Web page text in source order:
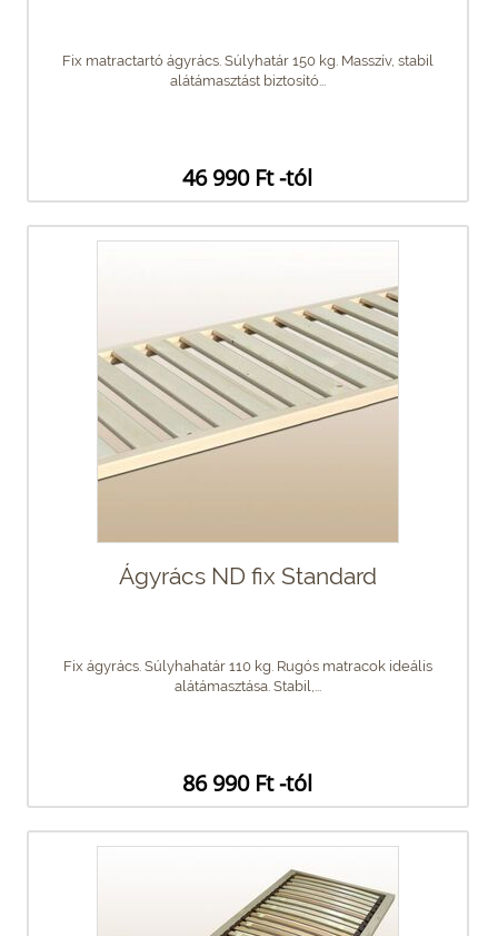
Fix matractartó ágyrács. Súlyhatár 150 kg. Masszív, stabil
alátámasztást biztosító...
46 990 Ft -tól
Ágyrács ND fix Standard
Fix ágyrács. Súlyhahatár 110 kg. Rugós matracok ideális
alátámasztása. Stabil,...
86 990 Ft -tól